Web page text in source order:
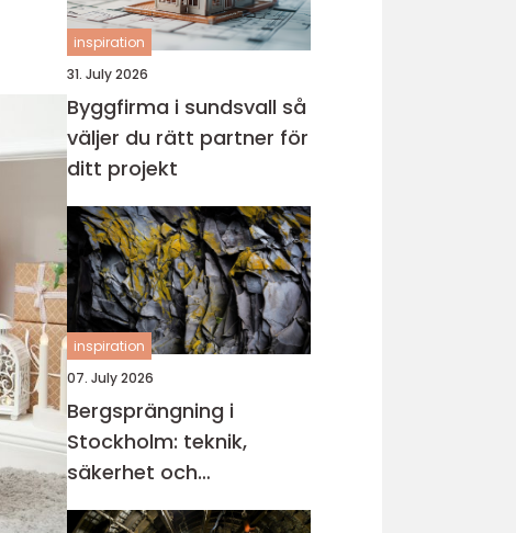
inspiration
31. July 2026
Byggfirma i sundsvall så
väljer du rätt partner för
ditt projekt
inspiration
07. July 2026
Bergsprängning i
Stockholm: teknik,
säkerhet och
miljöhänsyn